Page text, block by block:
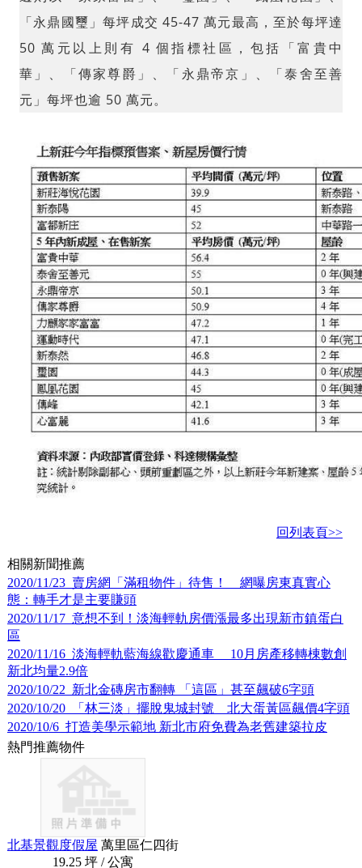
「永鼎國璽」每坪成交 45-47 萬元最高，至於每坪達
50 萬元以上則有 4 個指標社區，包括「富貴中
華」、「傳家尊爵」、「永鼎帝京」、「泰舍至善
元」每坪也逾 50 萬元。
回列表頁>>
相關新聞推薦
2020/11/23 賣房網「滿租物件」待售！ 網曝房東真實心
態：轉手才是主要賺頭
2020/11/17 意想不到！淡海輕軌房價漲最多出現新市鎮蛋白
區
2020/11/16 淡海輕軌藍海線歡慶通車 10月房產移轉棟數創
新北均量2.9倍
2020/10/22 新北金磚房市翻轉 「這區」甚至飆破6字頭
2020/10/20 「林三淡」擺脫鬼城封號 北大蛋黃區飆價4字頭
2020/10/6 打造美學示範地 新北市府免費為老舊建築拉皮
熱門推薦物件
北基景觀度假屋 萬里區仁四街
19.25 坪 / 公寓